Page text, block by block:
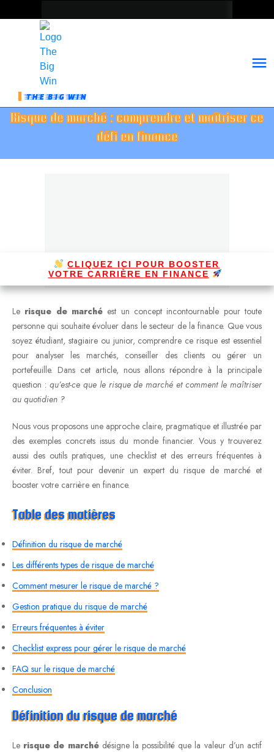
THE BIG WIN
Risque de marché : comprendre et maîtriser ce
défi en finance
CLIQUEZ ICI POUR BOOSTER
VOTRE CARRIÈRE EN FINANCE
Le risque de marché est un concept incontournable pour toute
personne qui souhaite évoluer dans le secteur de la finance. Que vous
soyez étudiant, stagiaire ou junior, comprendre ce risque est essentiel
pour analyser les marchés, conseiller des clients ou gérer un
portefeuille. Dans cet article, nous allons répondre à la principale
question : qu’est-ce que le risque de marché et comment le maîtriser
au quotidien ?
Nous vous proposons une approche claire, pragmatique et illustrée par
des exemples concrets issus du monde financier. Vous y trouverez
aussi des outils pratiques, une checklist et des erreurs fréquentes à
éviter. Bref, tout pour devenir un expert du risque de marché et
booster votre carrière en finance.
Table des matières
Définition du risque de marché
Les différents types de risque de marché
Comment mesurer le risque de marché ?
Gestion pratique du risque de marché
Erreurs fréquentes à éviter
Checklist express pour gérer le risque de marché
FAQ sur le risque de marché
Conclusion
Définition du risque de marché
Le risque de marchédésigne la possibilité que la valeur d’un actif